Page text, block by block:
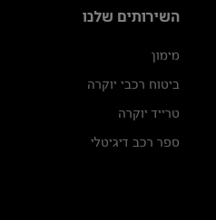
השירותים שלנו
מימון
ביטוח רכבי יוקרה
טרייד יוקרה
ספר רכב דיגיטלי